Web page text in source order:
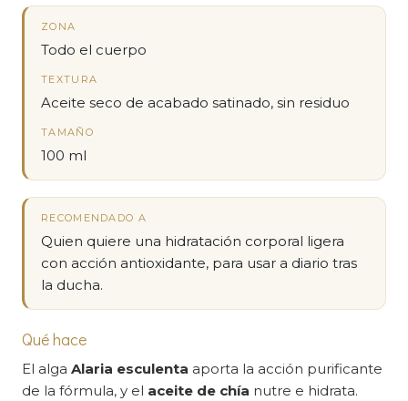
ZONA
Todo el cuerpo
TEXTURA
Aceite seco de acabado satinado, sin residuo
TAMAÑO
100 ml
RECOMENDADO A
Quien quiere una hidratación corporal ligera
con acción antioxidante, para usar a diario tras
la ducha.
Qué hace
El alga Alaria esculenta aporta la acción purificante
de la fórmula, y el aceite de chía nutre e hidrata.